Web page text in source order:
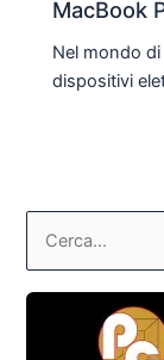
MacBook
Nel mondo
dispositivi